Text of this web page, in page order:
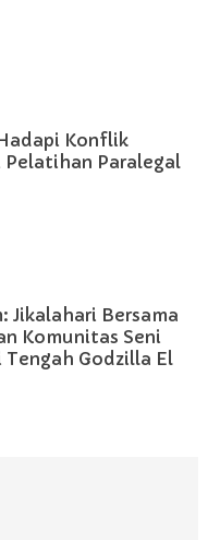
Konflik
Paralegal
Jikalahari Bersama
Komunitas Seni
Godzilla El